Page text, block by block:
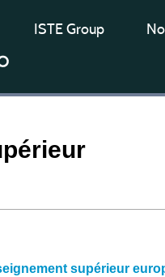
ISTE Group
supérieur